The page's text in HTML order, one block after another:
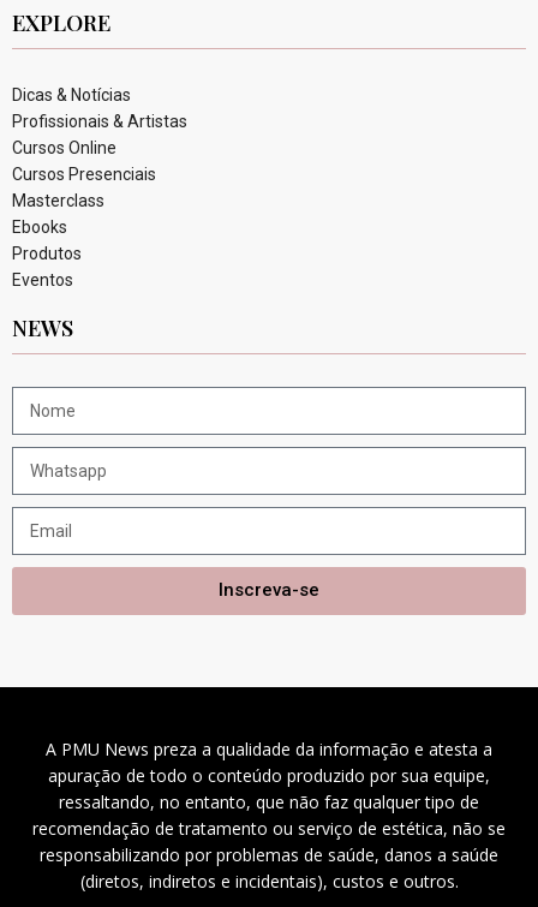
EXPLORE
Dicas & Notícias
Profissionais & Artistas
Cursos Online
Cursos Presenciais
Masterclass
Ebooks
Produtos
Eventos
NEWS
Inscreva-se
A PMU News preza a qualidade da informação e atesta a
apuração de todo o conteúdo produzido por sua equipe,
ressaltando, no entanto, que não faz qualquer tipo de
recomendação de tratamento ou serviço de estética, não se
responsabilizando por problemas de saúde, danos a saúde
(diretos, indiretos e incidentais), custos e outros.